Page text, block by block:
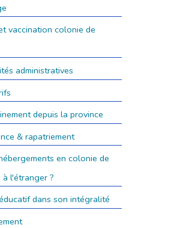
vaccination colonie de
administratives
depuis la province
& rapatriement
en colonie de
à l'étranger ?
dans son intégralité